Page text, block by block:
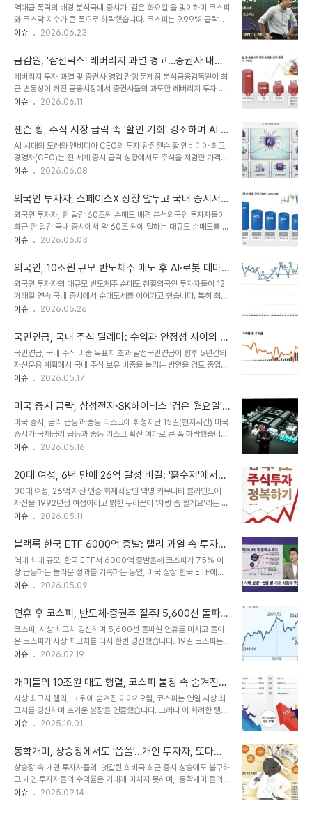
유입으로 기관은 3조 원 이상 순매수했습니다. 개인 투자자 역시 5천
4백억 원 순매수하며 시장에 긍정적인 영향을 미쳤습니다. 주요 업종
및 종목별 동향국내 증시에서는 삼성전자와 삼성전기가 각각 3% 이
와 SK스퀘어도 소폭 상승..
자 주의 요망
역대급 폭락의 배경 분석국내 증시가 '검은 화요일'을 맞이하며 코스피
와 코스닥 지수가 큰 폭으로 하락했습니다. 코스피는 9.99% 급락하
며 8200선에 마감했으며, 코스닥 역시 7.94% 하락하며 800선이
매물이 쏟아진 영향으로 분석됩니다. 투자자 행동 지침 및 대응 전략외
국인과 기관 투자자들이 대규모 순매도를 기록하며 지수 하락을 주도
했습니다. 개인 투자자들은 역대 최고 규모의 순매수를 기록했으나 하
락을 막기에는 역부족이었습니다. 투자자들은 현재 상황을 기술적 조
정으로 판단하고 신중한 투자 결정을 내리는 것이 중요합니다. 향후 전
적 조정으로 보고 있으며, 펀..
이슈 2026.06.23
금감원, '삼전닉스' 레버리지 과열 경고…증권사 내부
통제 강화 주문
레버리지 투자 과열 및 증권사 영업 관행 문제점 분석금융감독원이 최
근 변동성이 커진 금융시장에서 증권사들의 과도한 레버리지 투자 조
장을 막기 위해 나섰습니다. 삼성전자와 SK하이닉스 등 특정 반도체
다. 이에 따라 금융감독원은 주요 증권사 감사들을 긴급 소집하여 내부
통제 강화를 강력히 주문했습니다. 금융감독원의 주요 지시사항 및 투
자자 보호 방안서재완 금융투자부문 부원장보는 시장 변동성 확대에
대응하는 선제적 리스크 점검을 강조하며, 위법 영업 행위에 대해 엄정
대응할 것임을 밝혔습니다. 특히 단기 수익을 위해 특정 종목으로의 고
의지를 표명했습니다. 또한, 해외 투자 ..
이슈 2026.06.11
젠슨 황, 주식 시장 급락 속 '할인 기회' 강조하며 AI 미
래 확신
AI 시대의 도래와 엔비디아 CEO의 투자 관점젠슨 황 엔비디아 최고
경영자(CEO)는 전 세계 증시 급락 상황에서도 주식을 저렴한 가격에
매수할 기회라며 긍정적인 입장을 표명했습니다. 그는 AI의 미래가 매
따라서 현재의 주가 하락은 오히려 투자자들에게 기쁨을 주어야 한다
고 강조했습니다. SK하이닉스와의 협력 강화 및 시장 전망황 CEO는
SK하이닉스로부터 매년 수십억 달러 규모의 제품을 조달하고 있으며,
이 규모는 앞으로 더욱 확대될 것이라고 밝혔습니다. 최근 미국 기술주
급락으로 국내 반도체주 전반이 약세를 보였으나, 이는 금리 인상 우려
AI 기술의 중요성은 더..
이슈 2026.06.08
외국인 투자자, 스페이스X 상장 앞두고 국내 증시서
대규모 매도세 지속
외국인 투자자, 한 달간 60조원 순매도 배경 분석외국인 투자자들이
최근 한 달간 국내 증시에서 약 60조 원에 달하는 대규모 순매도를 기
록하며 코스피 변동성이 확대되고 있습니다. 이러한 매도세는 한국 경
밸런싱 성격으로 분석됩니다. 특히 삼성전자와 SK하이닉스에서 각각
24조 원, 25조 원 이상 순매도하며 전체의 82.9%를 차지했습니다.
스페이스X 상장, 추가 자금 이탈 가능성 제기오는 12일 예정된 스페이
스X의 기업공개(IPO)가 향후 추가적인 외국인 자금 이탈을 촉발할 수
있다는 우려가 제기되고 있습니다. 스페이스X는 상장 시 세계 시가총
따라 글로벌 투자자 ..
이슈 2026.06.03
외국인, 10조원 규모 반도체주 매도 후 AI·로봇 테마
주로 자금 이동 분석
외국인 투자자의 대규모 반도체주 순매도 현황외국인 투자자들이 12
거래일 연속 국내 증시에서 순매도세를 이어가고 있습니다. 특히 최근
한 주 동안 삼성전자와 SK하이닉스에서 10조 원이 넘는 규모를 순매
의 약 74%에 해당하는 상당한 비중입니다. AI, 로봇, ESS 관련주로
의 자금 이동 및 투자 방향 전환반도체, 자동차, 전기전자 업종의 비중
을 줄인 외국인 투자자들은 로봇, 에너지저장장치(ESS), 2차전지 관
련 종목과 코스닥 시장으로 자금을 집중시키고 있습니다. 두산로보틱
스, 삼성SDI, 파두, 서진시스템, 에코프로 등이 순매수 상위 종목에 이
향 변화는 인공지..
이슈 2026.05.26
국민연금, 국내 주식 딜레마: 수익과 안정성 사이의 아
슬아슬한 줄타기
국민연금, 국내 주식 비중 목표치 초과 달성국민연금이 향후 5년간의
자산운용 계획에서 국내 주식 보유 비중을 늘리는 방안을 검토 중입니
다. 최근 반도체주 랠리로 코스피가 상승하면서, 국민연금의 국내 주식
24.5%에 달했습니다. 이는 지난해 말 1458조원이던 기금 규모가
1700조원을 넘어서는 등 기금 규모 급증과 맞물려 발생한 현상입니
다. 이러한 상황은 국민연금에게 '팔자니 수익을 놓치고, 더 늘리자니
쏠림이 우려되는' 진퇴양난의 상황을 안겨주고 있습니다. 구체적인 운
용 방안은 오는 28일 확정될 예정입니다. 수익과 쏠림 사이, 국민연금
를 통해 비중을 축소할지 결정..
이슈 2026.05.17
미국 증시 급락, 삼성전자·SK하이닉스 '검은 월요일'
맞나? AI 투자 심리 위축 우려
미국 증시, 금리 급등과 중동 리스크에 휘청지난 15일(현지시간) 미국
증시가 국채금리 급등과 중동 리스크 확산 여파로 큰 폭 하락했습니다.
특히 미국 반도체 업종이 4% 넘게 급락하며 국내 증시에도 비상이 걸
했으며, 필라델피아 반도체지수는 4.13% 급락했습니다. 이는 AI 칩
대장주 엔비디아(-4.42%)를 비롯해 마이크론(-6.69%), 인텔
(-6.18%), AMD(-5.69%) 등 최근 강세장을 주도했던 반도체 종
목들의 낙폭이 컸기 때문입니다. 금리 상승, AI·반도체 성장주 부담 가
중시장에서는 미 국채금리 급등을 핵심 원인으로 보고 있습니다. 5%
물..
이슈 2026.05.16
20대 여성, 6년 만에 26억 달성 비결: '흙수저'에서
'주식 고수'로
30대 여성, 26억 자산 인증 화제직장인 익명 커뮤니티 블라인드에
자신을 1992년생 여성이라고 밝힌 누리꾼이 '자랑 좀 할게요'라는 제
목으로 6년간의 주식 투자로 20억 원대 자산을 달성했다고 인증했다.
으로, 이 중 국내 주식은 약 19억 9659만 원(75%), 해외 주식은 5
억 7090만 원(22%)을 차지했다. 특히 반도체 업종 비중이 67.3%
로 높았으며, 삼성전자 비중이 큰 것으로 나타났다. 국내 및 해외 주식
수익률은 각각 153.14%, 70.84%를 기록했다. 삼성전자 HBM·파
운드리 하락장, 과감한 매수 전략글쓴이는 '흙수저' 환경에서 가계부를
이슈 2026.05.11
블랙록 한국 ETF 6000억 증발: 랠리 과열 속 투자자
들의 조용한 이탈 신호탄
역대 최대 규모, 한국 ETF서 6000억 증발올해 코스피가 75% 이
상 급등하는 놀라운 성과를 기록하는 동안, 미국 상장 한국 ETF에서
하루 만에 역대 최대 규모인 약 6000억 원의 자금이 유출되었습니
MSCI 한국(EWY)' ETF에서 발생한 것으로, 5거래일 연속 순유출로
이어져 총 1조 3000억 원이 넘는 자금이 이탈했습니다. EWY는 삼
성전자, SK하이닉스 등 한국 대표 기업들로 구성되어 한국 증시의 흐
름에 민감하게 반응하는 상품입니다. 차익 실현 압력과 과열 경고이러
한 대규모 자금 유출의 주된 원인으로는 단기 급등에 따른 차익 실현
성전자와 SK하이닉스는..
이슈 2026.05.09
연휴 후 코스피, 반도체·증권주 질주! 5,600선 돌파
쾌거
코스피, 사상 최고치 경신하며 5,600선 돌파설 연휴를 마치고 돌아
온 코스피가 사상 최고치를 다시 한번 경신했습니다. 19일 코스피는
전 거래일 대비 151.80포인트(2.76%) 상승한 5,658.81에 거래
을 키워가며 강세를 이어갔습니다. 특히 기관과 개인 투자자들의 적극
적인 매수세가 지수 상승을 견인했습니다. 증권·반도체 업종, 시장 주
도하며 상승세 이끌어이날 시장은 증권 업종과 반도체 업종이 강세를
보이며 상승세를 주도했습니다. 국내 증시의 강세와 함께 거래대금이
증가하면서, 실적 개선이 기대되는 증권주로 매수세가 몰리는 현상이
한 투자 심리를 더욱 뜨겁게 달..
이슈 2026.02.19
개미들의 10조원 매도 행렬, 코스피 불장 속 숨겨진
이야기
사상 최고치 랠리, 그 뒤에 숨겨진 이야기9월, 코스피는 연일 사상 최
고치를 경신하며 뜨거운 불장을 연출했습니다. 그러나 이 화려한 랠리
뒤에는 개인 투자자들의 대규모 매도세가 자리 잡고 있었습니다. 한국
억원어치를 순매도했습니다. 이는 8월의 30억원 순매수에서 급격하
게 전환된 모습으로, 시장의 뜨거운 열기 속에서도 차익 실현에 나선
개미들의 움직임을 보여줍니다. 개미들의 선택: 차익 실현 vs. 장기 투
자개인 투자자들은 주가가 크게 오른 삼성전자와 SK하이닉스 등 반도
체주를 중심으로 매도세를 이어갔습니다. 9월 한 달간 삼성전자에서
이슈 2025.10.01
동학개미, 상승장에서도 '씁쓸'…개인 투자자, 또다시
소외되나?
상승장 속 개인 투자자들의 '엇갈린 희비극'최근 증시 상승에도 불구하
고 개인 투자자들의 수익률은 기대에 미치지 못하며, '동학개미'들의
씁쓸한 뒷모습이 포착되었습니다. 금융투자업계에 따르면, 개인 투자
이슈 2025.09.14